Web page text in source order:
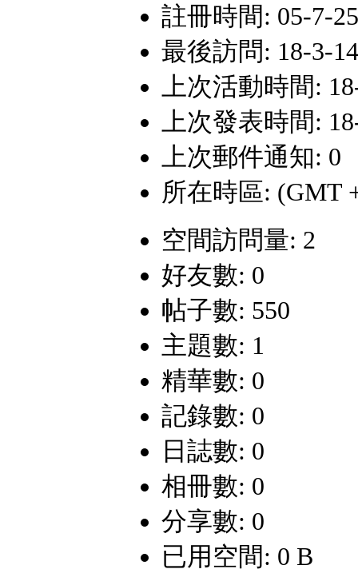
註冊時間: 05-7-
最後訪問: 18-3-
上次活動時間:
上次發表時間:
上次郵件通知: 0
所在時區: (GMT
空間訪問量: 2
好友數: 0
帖子數: 550
主題數: 1
精華數: 0
記錄數: 0
日誌數: 0
相冊數: 0
分享數: 0
已用空間: 0 B